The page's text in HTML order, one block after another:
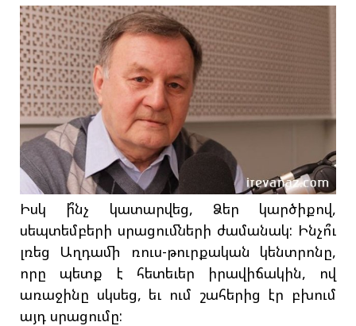
Իսկ ի՞նչ կատարվեց, Ձեր կարծիքով,
սեպտեմբերի սրացումների ժամանակ: Ինչո՞ւ
լռեց Աղդամի ռուս-թուրքական կենտրոնը,
որը պետք է հետեւեր իրավիճակին, ով
առաջինը սկսեց, եւ ում շահերից էր բխում
այդ սրացումը: